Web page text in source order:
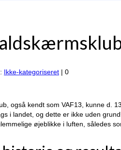
Ikke-kategoriseret | 0
også kendt som VAF13, kunne d.
i landet, og dette er ikke uden
øjeblikke i luften, således